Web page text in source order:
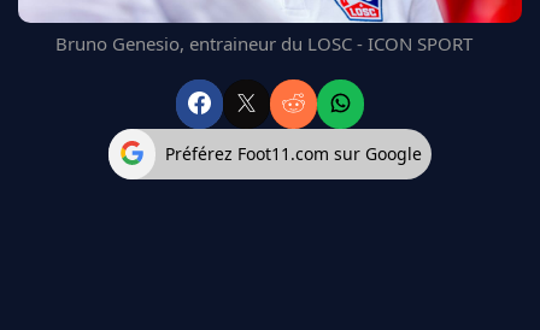
Bruno Genesio, entraineur du LOSC - ICON SPORT
Préférez Foot11.com sur Google